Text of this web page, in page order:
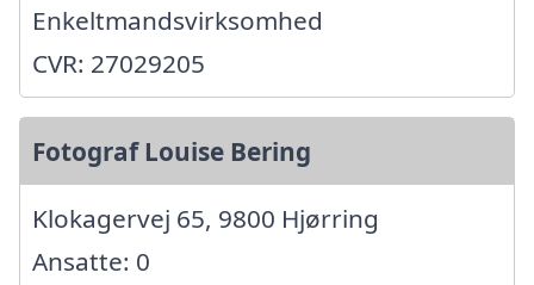
Enkeltmandsvirksomhed
CVR: 27029205
Fotograf Louise Bering
Klokagervej 65, 9800 Hjørring
Ansatte: 0